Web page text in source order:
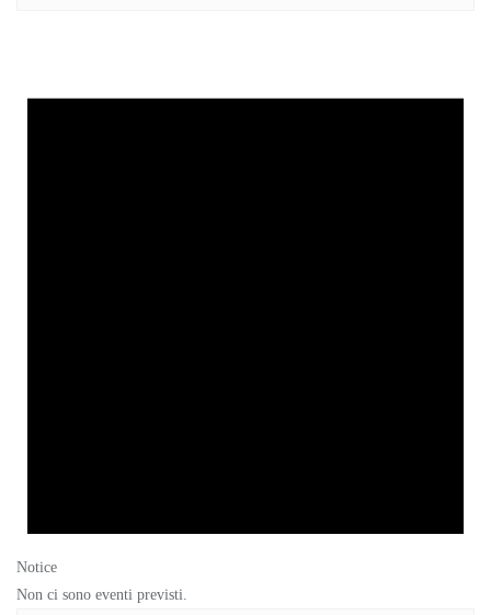
Notice
Non ci sono eventi previsti.